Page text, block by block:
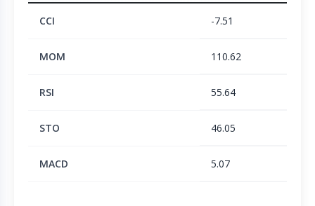
CCI -7.51
MOM 110.62
RSI 55.64
STO 46.05
MACD 5.07